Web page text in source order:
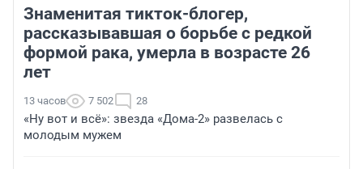
Знаменитая тикток-блогер,
рассказывавшая о борьбе с редкой
формой рака, умерла в возрасте 26
лет
13 часов 7 502 28
«Ну вот и всё»: звезда «Дома-2» развелась с
молодым мужем